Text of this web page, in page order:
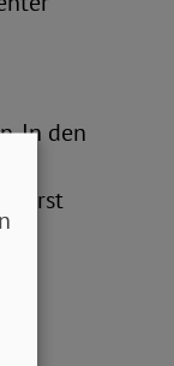
In den
erst